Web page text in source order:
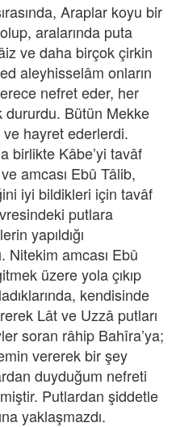
Araplar koyu bir
aralarında puta
ve daha birçok çirkin
aleyhisselâm onların
nefret eder, her
Bütün Mekke
ve hayret ederlerdi.
birlikte Kâbe’yi tavâf
amcası Ebû Tâlib,
iyi bildikleri için tavâf
putlara
yapıldığı
Nitekim amcası Ebû
üzere yola çıkıp
kendisinde
Lât ve Uzzâ putları
soran râhip Bahîra’ya;
vererek bir şey
duyduğum nefreti
Putlardan şiddetle
yaklaşmazdı.